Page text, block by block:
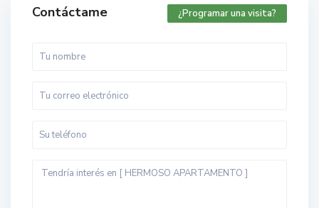
Contáctame ¿Programar una visita?